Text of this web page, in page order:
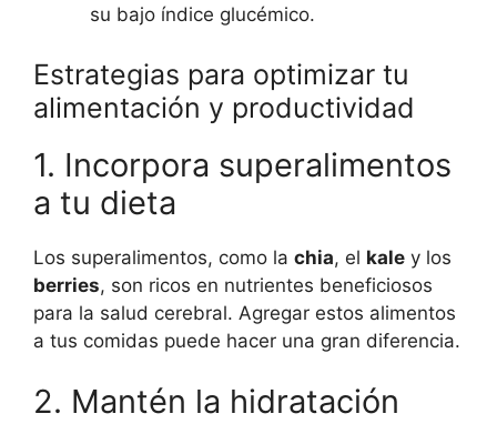
su bajo índice glucémico.
Estrategias para optimizar tu
alimentación y productividad
1. Incorpora superalimentos
a tu dieta
Los superalimentos, como la chia, el kale y los
berries, son ricos en nutrientes beneficiosos
para la salud cerebral. Agregar estos alimentos
a tus comidas puede hacer una gran diferencia.
2. Mantén la hidratación